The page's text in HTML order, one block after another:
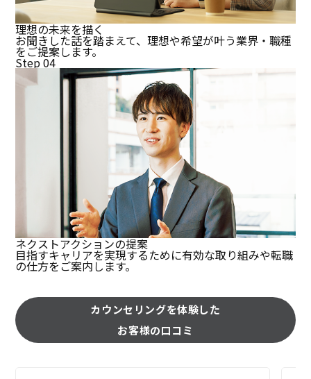
理想の未来を描く
お聞きした話を踏まえて、理想や希望が叶う業界・職種
をご提案します。
Step 04
ネクストアクションの提案
目指すキャリアを実現するために有効な取り組みや転職
の仕方をご案内します。
カウンセリングを体験した
お客様の口コミ